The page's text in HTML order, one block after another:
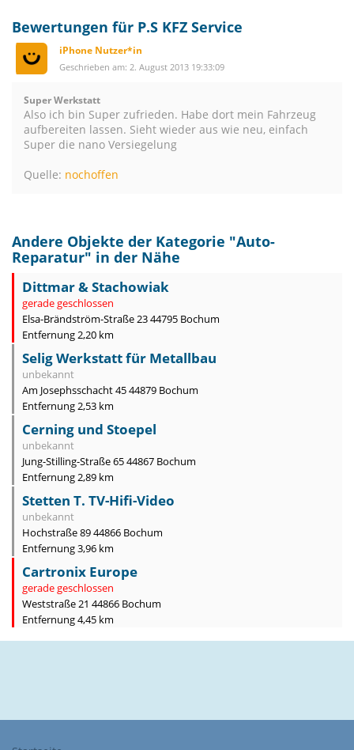
Bewertungen für P.S KFZ Service
iPhone Nutzer*in
Geschrieben am: 2. August 2013 19:33:09
Super Werkstatt
Also ich bin Super zufrieden. Habe dort mein Fahrzeug
aufbereiten lassen. Sieht wieder aus wie neu, einfach
Super die nano Versiegelung
Quelle: nochoffen
Andere Objekte der Kategorie "Auto-
Reparatur" in der Nähe
Dittmar & Stachowiak
gerade geschlossen
Elsa-Brändström-Straße 23 44795 Bochum
Entfernung 2,20 km
Selig Werkstatt für Metallbau
unbekannt
Am Josephsschacht 45 44879 Bochum
Entfernung 2,53 km
Cerning und Stoepel
unbekannt
Jung-Stilling-Straße 65 44867 Bochum
Entfernung 2,89 km
Stetten T. TV-Hifi-Video
unbekannt
Hochstraße 89 44866 Bochum
Entfernung 3,96 km
Cartronix Europe
gerade geschlossen
Weststraße 21 44866 Bochum
Entfernung 4,45 km